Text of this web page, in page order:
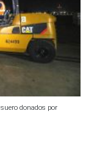
donados por